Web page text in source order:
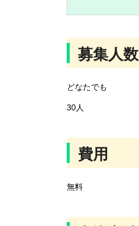
募集人数
どなたでも
30人
費用
無料